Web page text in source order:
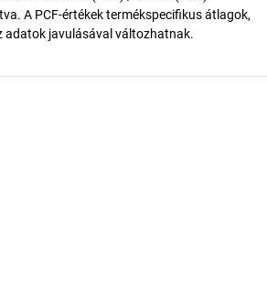
A PCF-értékek termékspecifikus átlagok,
adatok javulásával változhatnak.